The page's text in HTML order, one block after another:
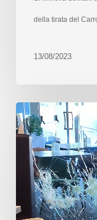
della tirata del
13/08/2023